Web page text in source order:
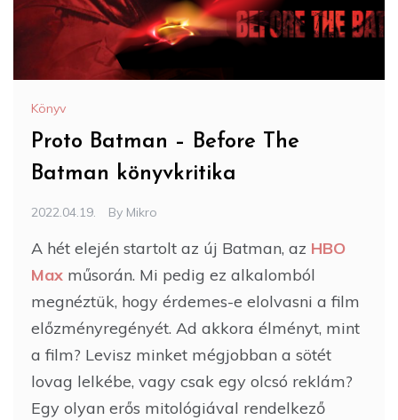
Könyv
Proto Batman – Before The
Batman könyvkritika
2022.04.19. By Mikro
A hét elején startolt az új Batman, az HBO
Max műsorán. Mi pedig ez alkalomból
megnéztük, hogy érdemes-e elolvasni a film
előzményregényét. Ad akkora élményt, mint
a film? Levisz minket mégjobban a sötét
lovag lelkébe, vagy csak egy olcsó reklám?
Egy olyan erős mitológiával rendelkező